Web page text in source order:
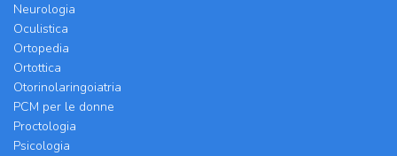
Neurologia
Oculistica
Ortopedia
Ortottica
Otorinolaringoiatria
PCM per le donne
Proctologia
Psicologia